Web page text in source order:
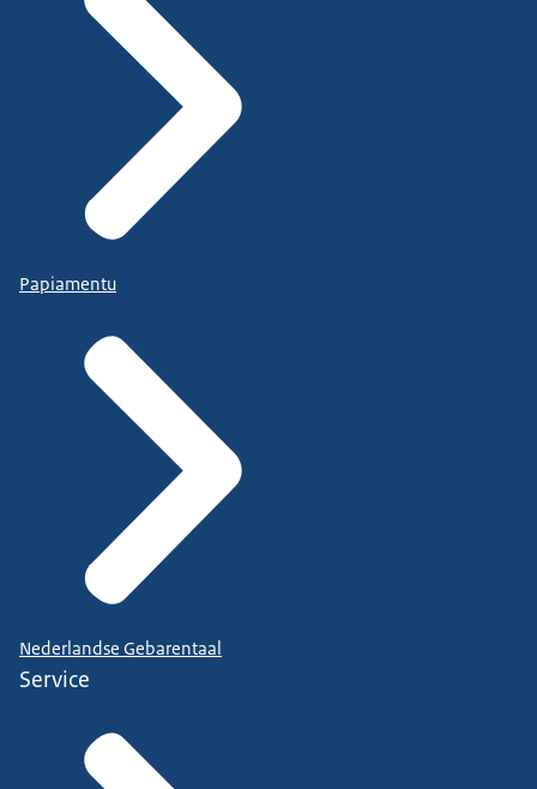
Papiamentu
Nederlandse Gebarentaal
Service